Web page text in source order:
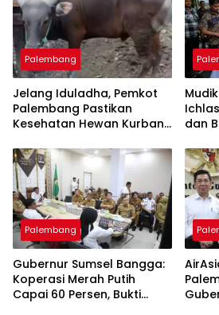
Palembang
Jelang Iduladha, Pemkot
Palembang Pastikan
Kesehatan Hewan Kurban
dan
Palembang
Gubernur Sumsel Bangga:
Koperasi Merah Putih
Capai 60 Persen, Bukti